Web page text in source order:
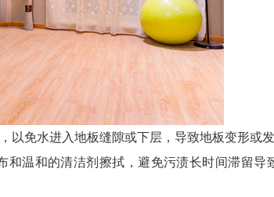
以免水进入地板缝隙或下层，导致地板变形或
和温和的清洁剂擦拭，避免污渍长时间滞留导